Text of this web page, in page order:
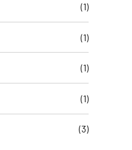
(1)
(1)
(1)
(1)
(3)